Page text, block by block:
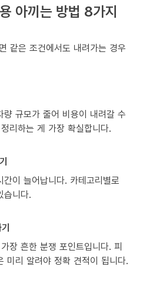
아끼는 방법 8가지
같은 조건에서도 내려가는 경우
규모가 줄어 비용이 내려갈 수
리하는 게 가장 확실합니다.
이 늘어납니다. 카테고리별로
습니다.
장 흔한 분쟁 포인트입니다. 피
미리 알려야 정확 견적이 됩니다.